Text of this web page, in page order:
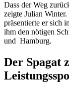
Dass der Weg
zeigte Julian
präsentierte er sich
ihm den nötigen
und Hamburg.
Der Spagat